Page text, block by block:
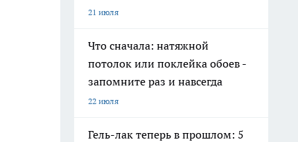
21 июля
Что сначала: натяжной
потолок или поклейка обоев -
запомните раз и навсегда
22 июля
Гель-лак теперь в прошлом: 5